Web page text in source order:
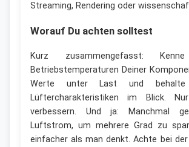
Streaming, Rendering oder
Worauf Du achten solltest
Kurz zusammengefasst:
Betriebstemperaturen Deiner
Werte unter Last und behalte
Lüftercharakteristiken im Blick.
verbessern. Und ja: Manchmal
Luftstrom, um mehrere Grad zu
einfacher als man denkt. Achte bei